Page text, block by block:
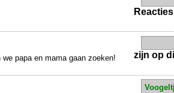
papa en mama gaan zoeken!
Reacties
zijn op